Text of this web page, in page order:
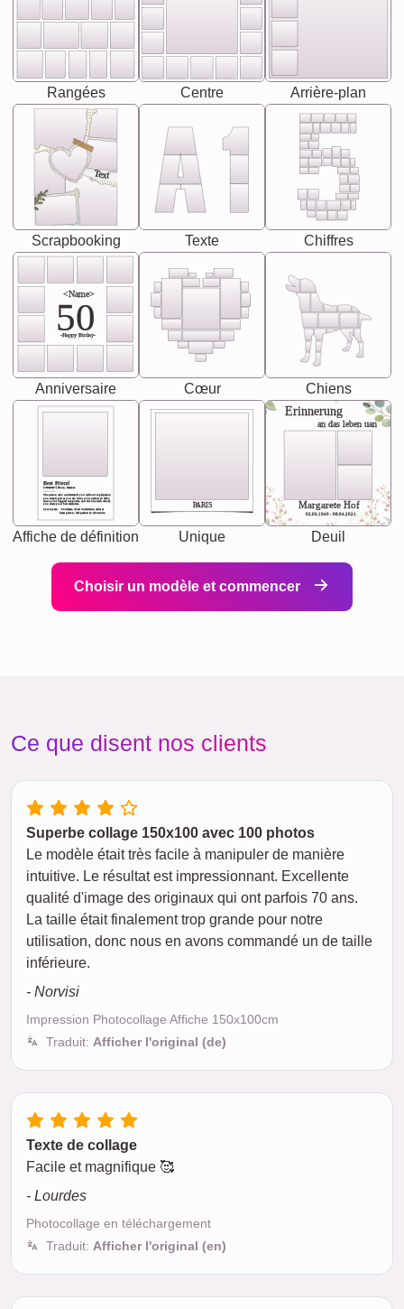
Rangées Centre Arrière-plan
Text
Scrapbooking Texte Chiffres
<Name>
50
-Happy Birday-
Anniversaire Cœur Chiens
Best Friend
[<NAME>] Noun, feminie
Synonyms: Soulmate, closet confidante, sister at
heart person, life partner in adventure.
The person who understands you without explanation
you accepts just as you are. She's your partner in life's,
chaos your biggest supporter, and the one with whom
you share your best memories.
Affiche de définition
PARIS
Unique
Erinnerung
an das leben uan
Margarete Hof
02.05.1940 - 08.04.2021
Deuil
Choisir un modèle et commencer
Ce que disent nos clients
Superbe collage 150x100 avec 100 photos
Le modèle était très facile à manipuler de manière
intuitive. Le résultat est impressionnant. Excellente
qualité d'image des originaux qui ont parfois 70 ans.
La taille était finalement trop grande pour notre
utilisation, donc nous en avons commandé un de taille
inférieure.
- Norvisi
Impression Photocollage Affiche 150x100cm
Traduit: Afficher l'original (de)
Texte de collage
Facile et magnifique 🥰
- Lourdes
Photocollage en téléchargement
Traduit: Afficher l'original (en)